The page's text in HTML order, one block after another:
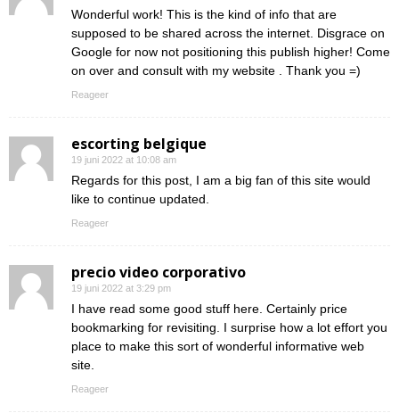
Wonderful work! This is the kind of info that are
supposed to be shared across the internet. Disgrace on
Google for now not positioning this publish higher! Come
on over and consult with my website . Thank you =)
Reageer
escorting belgique
19 juni 2022 at 10:08 am
Regards for this post, I am a big fan of this site would
like to continue updated.
Reageer
precio video corporativo
19 juni 2022 at 3:29 pm
I have read some good stuff here. Certainly price
bookmarking for revisiting. I surprise how a lot effort you
place to make this sort of wonderful informative web
site.
Reageer